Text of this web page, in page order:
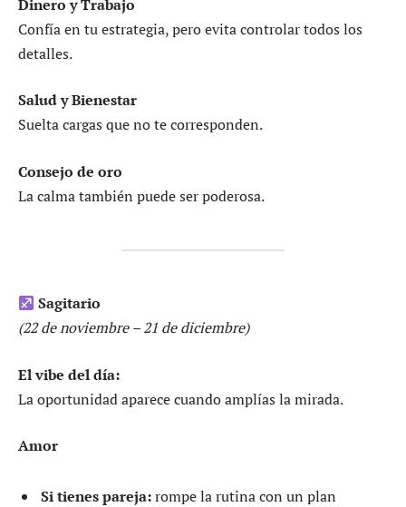
Dinero y Trabajo
Confía en tu estrategia, pero evita controlar todos los
detalles.
Salud y Bienestar
Suelta cargas que no te corresponden.
Consejo de oro
La calma también puede ser poderosa.
Sagitario
(22 de noviembre – 21 de diciembre)
El vibe del día:
La oportunidad aparece cuando amplías la mirada.
Amor
Si tienes pareja:rompe la rutina con un plan